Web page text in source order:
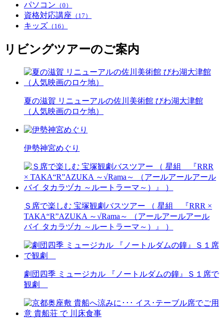
パソコン （0）
資格対応講座 （17）
キッズ （16）
リビングツアーのご案内
夏の滋賀 リニューアルの佐川美術館 びわ湖大津館
（人気映画のロケ地）
伊勢神宮めぐり
Ｓ席で楽しむ 宝塚観劇バスツアー （ 星組 『RRR ×
TAKA“R”AZUKA ～√Rama～ （アールアールアール
バイ タカラヅカ ～ルートラーマ～）』 ）
劇団四季 ミュージカル 『ノートルダムの鐘』Ｓ１席で
観劇